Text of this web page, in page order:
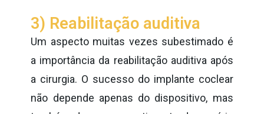
3) Reabilitação auditiva
Um aspecto muitas vezes subestimado é
a importância da reabilitação auditiva após
a cirurgia. O sucesso do implante coclear
não depende apenas do dispositivo, mas